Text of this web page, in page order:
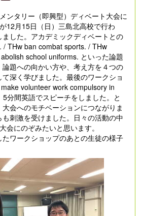
ンタリー（即興型）ディベート大会に
12月15日（日）三島北高校で行わ
した。アカデミックディベートとの
/ THw ban combat sports. / THw
school uniforms. といった論題
題への向かい方や、考え方を４つの
深く学びました。最後のワークショ
volunteer work compulsory in
5分間英語でスピーチをしました。と
会へのモチベーションにつながりま
も刺激を受けました。日々の活動の中
会にのぞみたいと思います。
たワークショップのあとの生徒の様子